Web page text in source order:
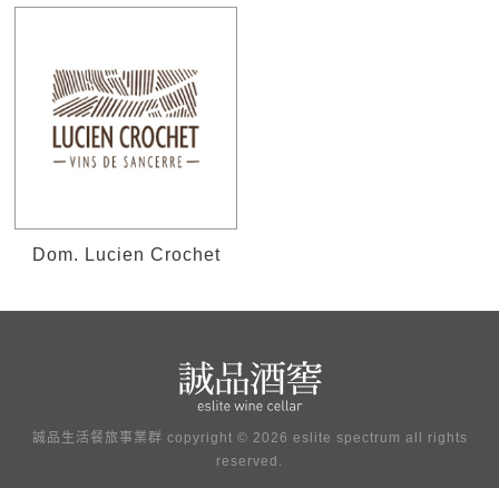
Dom. Lucien Crochet
誠品生活餐旅事業群 copyright © 2026 eslite spectrum all rights
reserved.